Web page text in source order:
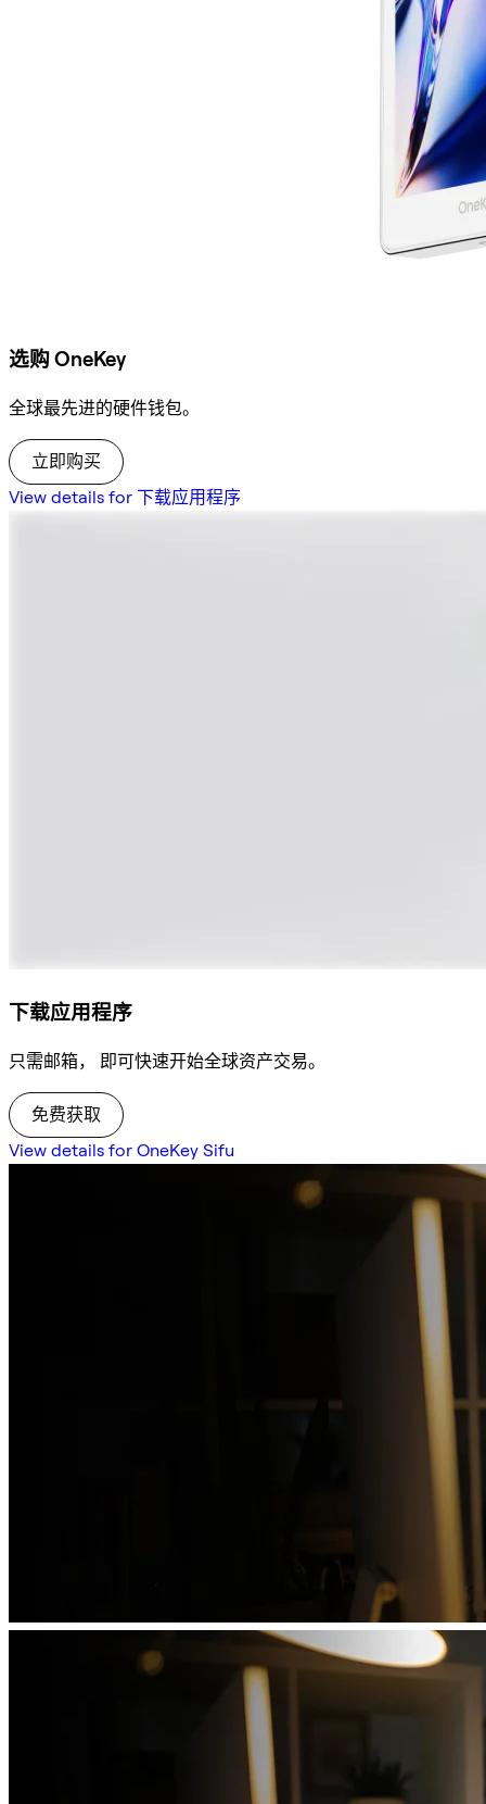
选购 OneKey
全球最先进的硬件钱包。
立即购买
View details for 下载应用程序
下载应用程序
只需邮箱， 即可快速开始全球资产交易。
免费获取
View details for OneKey Sifu